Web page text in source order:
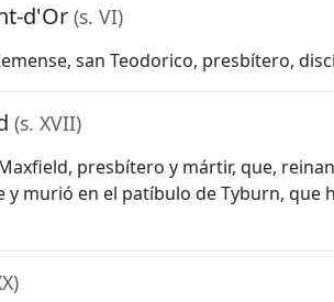
d'Or (s. VI)
san Teodorico, presbítero,
(s. XVII)
presbítero y mártir, que,
murió en el patíbulo de Tyburn,